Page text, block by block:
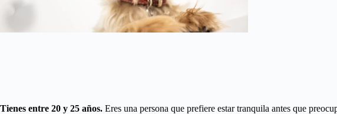
Tienes entre 20 y 25 años. Eres una persona que prefiere estar tranquila antes que